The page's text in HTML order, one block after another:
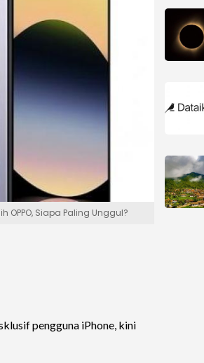
OPPO, Siapa Paling Unggul?
pengguna iPhone, kini